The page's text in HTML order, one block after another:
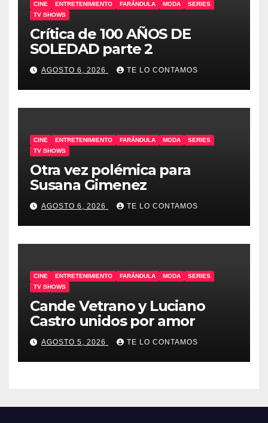
CINE ENTRETENIMIENTO FARÁNDULA MODA
SERIES
TV SHOWS
Crítica de 100 AÑOS DE
SOLEDAD parte 2
AGOSTO 6, 2026 TE LO CONTAMOS
CINE ENTRETENIMIENTO FARÁNDULA MODA
SERIES
TV SHOWS
Otra vez polémica para
Susana Gimenez
AGOSTO 6, 2026 TE LO CONTAMOS
CINE ENTRETENIMIENTO FARÁNDULA MODA
SERIES
TV SHOWS
Cande Vetrano y Luciano
Castro unidos por amor
AGOSTO 5, 2026 TE LO CONTAMOS